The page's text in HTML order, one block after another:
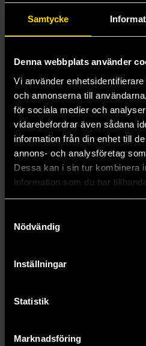
Samtycke
Denna webbplats använder
Vi använder
och annonserna till
för sociala medier och
vidarebefordrar även sådana
information från din enhet till
annons- och analysföretag
Dessa kan i sin tur kombinera
information som du har
samlat in när du har använt
Nödvändig
Inställningar
Statistik
Marknadsföring
Mer från
Batman in the Seventies
Bernie Wrightson